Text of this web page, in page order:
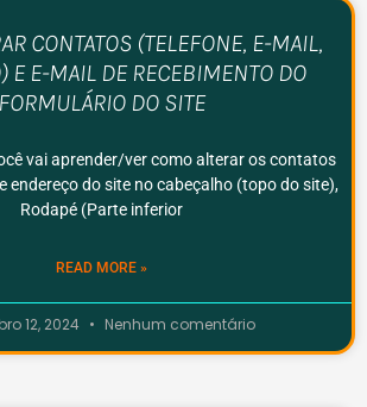
CONTATOS (TELEFONE, E-MAIL,
E E-MAIL DE RECEBIMENTO DO
FORMULÁRIO DO SITE
vai aprender/ver como alterar os contatos
endereço do site no cabeçalho (topo do site),
Rodapé (Parte inferior
READ MORE »
12, 2024 Nenhum comentário